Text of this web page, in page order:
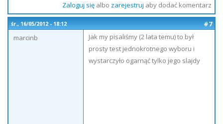
Zaloguj sięalbo zarejestruj aby dodać komentarz
śr., 16/05/2012 - 18:12
#7
marcinb
Jak my pisaliśmy (2 lata temu) to był
prosty test jednokrotnego wyboru i
wystarczyło ogarnąć tylko jego slajdy